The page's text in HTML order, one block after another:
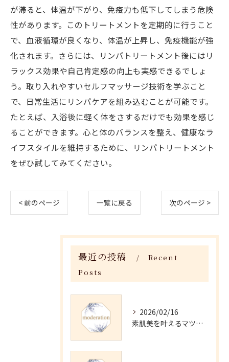
が滞ると、体温が下がり、免疫力も低下してしまう危険
性があります。このトリートメントを定期的に行うこと
で、血液循環が良くなり、体温が上昇し、免疫機能が強
化されます。さらには、リンパトリートメント後にはリ
ラックス効果や自己肯定感の向上も実感できるでしょ
う。取り入れやすいセルフマッサージ技術を学ぶこと
で、日常生活にリンパケアを組み込むことが可能です。
たとえば、入浴後に軽く体をさするだけでも効果を感じ
ることができます。心と体のバランスを整え、健康なラ
イフスタイルを維持するために、リンパトリートメント
をぜひ試してみてください。
< 前のページ 一覧に戻る 次のページ >
最近の投稿
Recent
Posts
2026/02/16
素肌美を叶えるマツヤニホットセラピーの効果